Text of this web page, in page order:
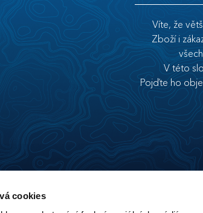
cookies
Víte, že
Zboží i
V této
Pojďte ho